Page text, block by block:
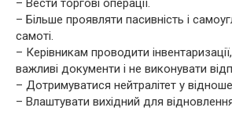
– Більше проявляти пасивність і
самоті.
– Керівникам проводити
важливі документи і не виконувати
– Дотримуватися нейтралітет у
– Влаштувати вихідний для